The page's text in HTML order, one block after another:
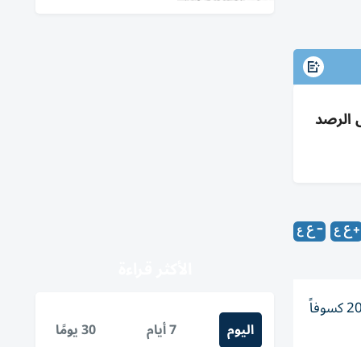
الرصد
تستعد إسبانيا لاستقبال واحدة من أندر الظواهر الفلكية في القرن الحالي، حيث يشهد ملايين الأشخاص يوم 12 أغسطس/ آب 2026 كسوفاً
اليوم 7 أيام 30 يومًا